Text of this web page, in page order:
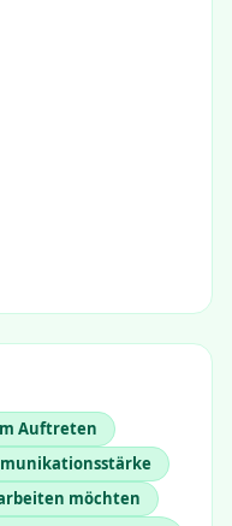
Auftreten
möchten